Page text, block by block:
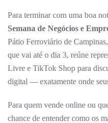
Para terminar com uma boa
Semana de Negócios e
Pátio Ferroviário de
que vai até o dia 3, reúne
Livre e TikTok Shop para
digital — exatamente onde
Para quem vende online ou
chance de entender como os